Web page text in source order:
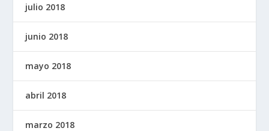
julio 2018
junio 2018
mayo 2018
abril 2018
marzo 2018